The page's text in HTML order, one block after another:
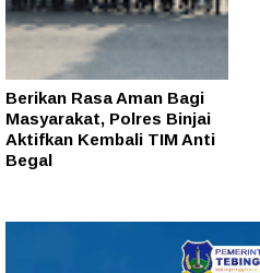
Berikan Rasa Aman Bagi
Masyarakat, Polres Binjai
Aktifkan Kembali TIM Anti
Begal